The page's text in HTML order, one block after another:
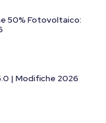
50% Fotovoltaico:
| Modifiche 2026